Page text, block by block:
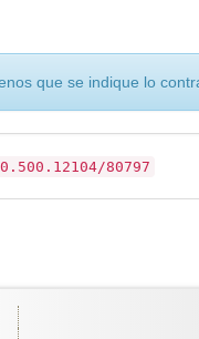
que se indique lo
80797